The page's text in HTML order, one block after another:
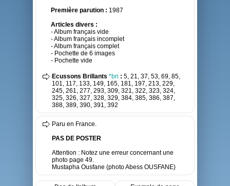
Première parution : 1987
Articles divers :
- Album français vide
- Album français incomplet
- Album français complet
- Pochette de 6 images
- Pochette vide
Ecussons Brillants *bri : 5, 21, 37, 53, 69, 85,
101, 117, 133, 149, 165, 181, 197, 213, 229,
245, 261, 277, 293, 309, 321, 322, 323, 324,
325, 326, 327, 328, 329, 384, 385, 386, 387,
388, 389, 390, 391, 392
Paru en France.
PAS DE POSTER
Attention : Notez une erreur concernant une
photo page 49.
Mustapha Ousfane (photo Abess OUSFANE)